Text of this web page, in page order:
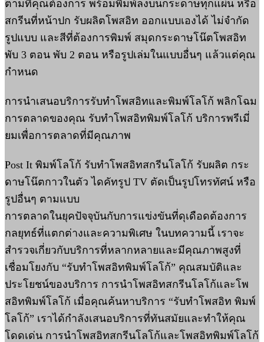
ตามที่คุณต้องการ พร้อมพิมพ์ลงบนกระดาษทุกแผ่น หรือ
สกรีนที่หน้าปก รับผลิตโพสอิท ออกแบบเองได้ ไม่จำกัด
รูปแบบ และสีที่ต้องการพิมพ์ สมุดกระดาษโน๊ตโพสอิท
พับ 3 ตอน พับ 2 ตอน หรือรูปเล่มในแบบอื่นๆ แล้วแต่คุณ
กำหนด
การนำเสนอบริการรับทำโพสอิทและพิมพ์โลโก้ พลิกโฉม
การตลาดของคุณ รับทำโพสอิทพิมพ์โลโก้ บริการพรีเมี่
ยมเพื่อการตลาดที่มีคุณภาพ
Post It พิมพ์โลโก้ รับทำโพสอิทสกรีนโลโก้ รับผลิต กระ
ดาษโน๊ตกาวในตัว ไดคัทรูป TV ตัดเป็นรูปโทรทัศน์ หรือ
รูปอื่นๆ ตามแบบ
การตลาดในยุคปัจจุบันกับการแข่งขันที่ดุเดือดต้องการ
กลยุทธ์ที่แตกต่างและความพิเศษ ในบทความนี้ เราจะ
สำรวจเกี่ยวกับบริการที่หลากหลายและมีคุณภาพสูงที่
เชื่อมโยงกับ “รับทำโพสอิทพิมพ์โลโก้” คุณสมบัติและ
ประโยชน์ของบริการ การนำโพสอิทสกรีนโลโก้และโพ
สอิทพิมพ์โลโก้ เมื่อคุณค้นหาบริการ “รับทำโพสอิท พิมพ์
โลโก้” เราได้กำลังเสนอบริการที่ทันสมัยและทำให้คุณ
โดดเด่น การนำโพสอิทสกรีนโลโก้และโพสอิทพิมพ์โลโก้